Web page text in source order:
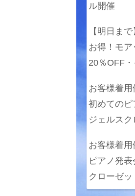
ル開催
【明日ま
お得！モア
20％OFF
お客様着
初めての
ジェルスク
お客様着
ピアノ発
クローゼッ